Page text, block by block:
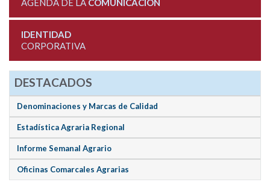
AGENDA DE LA COMUNICACIÓN
IDENTIDAD
CORPORATIVA
DESTACADOS
Denominaciones y Marcas de Calidad
Estadística Agraria Regional
Informe Semanal Agrario
Oficinas Comarcales Agrarias